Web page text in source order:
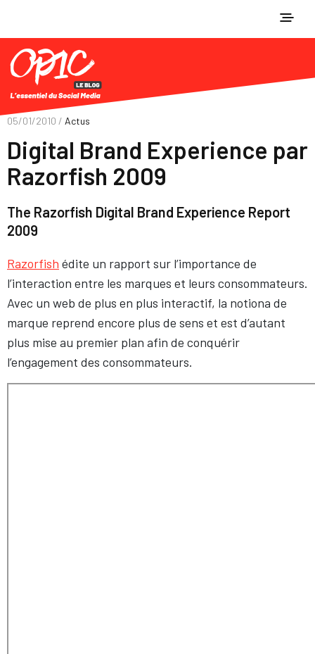
05/01/2010 / Actus
Digital Brand Experience par
Razorfish 2009
The Razorfish Digital Brand Experience Report
2009
Razorfish édite un rapport sur l’importance de
l’interaction entre les marques et leurs consommateurs.
Avec un web de plus en plus interactif, la notiona de
marque reprend encore plus de sens et est d’autant
plus mise au premier plan afin de conquérir
l’engagement des consommateurs.